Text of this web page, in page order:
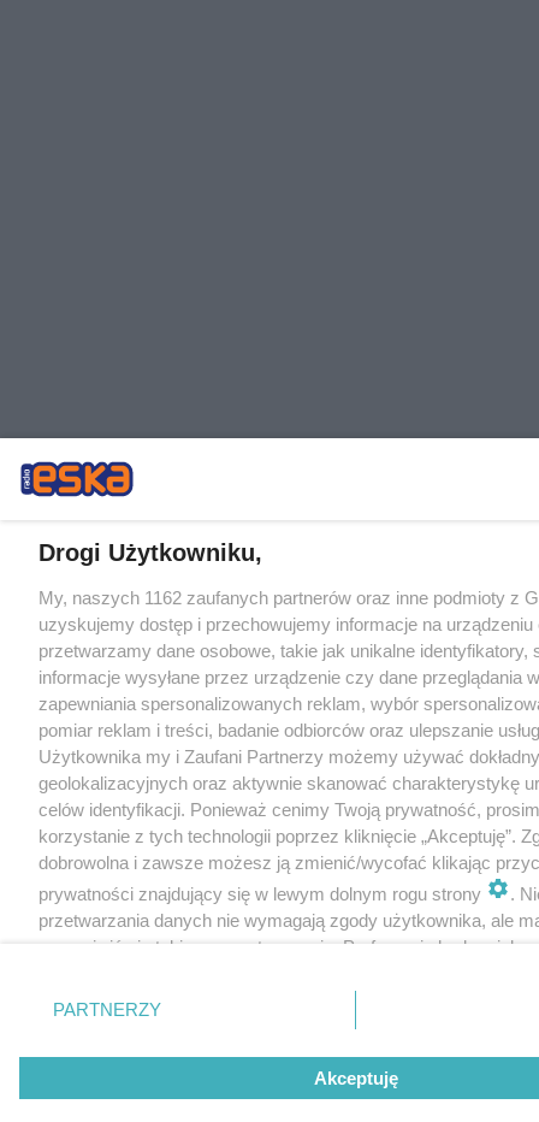
Drogi Użytkowniku,
My, naszych 1162 zaufanych partnerów oraz inne podmioty z
uzyskujemy dostęp i przechowujemy informacje na urządzeniu
przetwarzamy dane osobowe, takie jak unikalne identyfikatory,
informacje wysyłane przez urządzenie czy dane przeglądania
zapewniania spersonalizowanych reklam, wybór
pomiar reklam i treści, badanie odbiorców oraz ulepszanie
Użytkownika my i Zaufani Partnerzy możemy używać
geolokalizacyjnych oraz aktywnie skanować charakterystykę
celów identyfikacji. Ponieważ cenimy Twoją prywatność,
korzystanie z tych technologii poprzez kliknięcie „Akceptuję”.
dobrowolna i zawsze możesz ją zmienić/wycofać klikając
prywatności znajdujący się w lewym dolnym rogu strony
.
przetwarzania danych nie wymagają zgody użytkownika, ale
sprzeciwić się takiemu przetwarzaniu. Preferencje będą miały
Zapoznaj się z poniższymi informacjami, abyś mógł
dotyczące przetwarzania Twoich danych znajdziesz w
Cookiesoraz po kliknięciu w „Ustawienia”.
PARTNERZY
Akceptuję